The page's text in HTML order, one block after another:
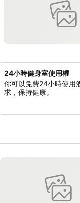
24小時健身室使用權
你可以免費24小時使用
求，保持健康。